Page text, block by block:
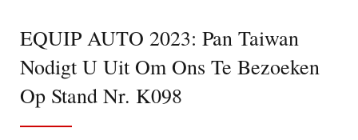
EQUIP AUTO 2023: Pan Taiwan
Nodigt U Uit Om Ons Te Bezoeken
Op Stand Nr. K098